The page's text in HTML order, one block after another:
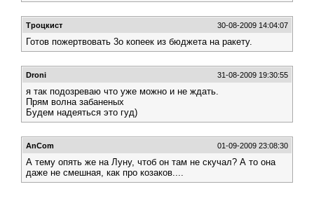
Троцкист 30-08-2009 14:04:07
Готов пожертвовать 3о копеек из бюджета на ракету.
Droni 31-08-2009 19:30:55
я так подозреваю что уже можно и не ждать.
Прям волна забаненых
Будем надеяться это гуд)
AnCom 01-09-2009 23:08:30
А тему опять же на Луну, чтоб он там не скучал? А то она
даже не смешная, как про козаков....